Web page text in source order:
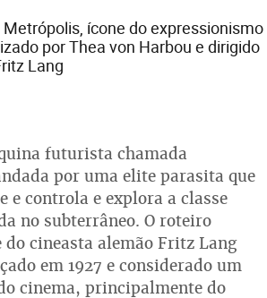
ícone do expressionismo
por Thea von Harbou e dirigido
Lang
futurista chamada
por uma elite parasita que
e controla e explora a classe
no subterrâneo. O roteiro
cineasta alemão Fritz Lang
em 1927 e considerado um
cinema, principalmente do